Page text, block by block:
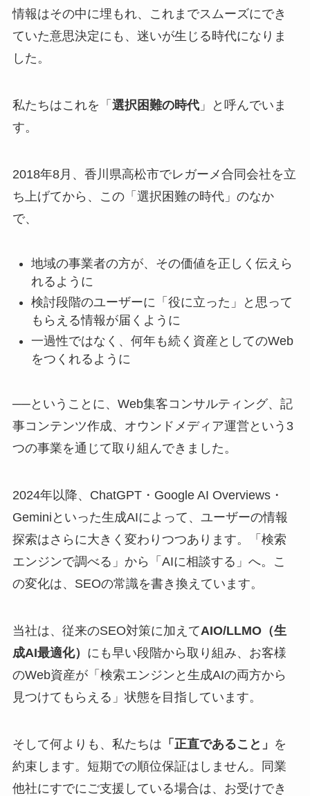
情報はその中に埋もれ、これまでスムーズにでき
ていた意思決定にも、迷いが生じる時代になりま
した。
私たちはこれを「 選択困難の時代」と呼んでいま
す。
2018年8月、香川県高松市でレガーメ合同会社を立
ち上げてから、この「選択困難の時代」のなか
で、
地域の事業者の方が、その価値を正しく伝えら
れるように
検討段階のユーザーに「役に立った」と思って
もらえる情報が届くように
一過性ではなく、何年も続く資産としてのWeb
をつくれるように
──ということに、Web集客コンサルティング、記
事コンテンツ作成、オウンドメディア運営という3
つの事業を通じて取り組んできました。
2024年以降、ChatGPT・Google AI Overviews・
Geminiといった生成AIによって、ユーザーの情報
探索はさらに大きく変わりつつあります。「検索
エンジンで調べる」から「AIに相談する」へ。こ
の変化は、SEOの常識を書き換えています。
当社は、従来のSEO対策に加えてAIO/LLMO（生
成AI最適化） にも早い段階から取り組み、お客様
のWeb資産が「検索エンジンと生成AIの両方から
見つけてもらえる」状態を目指しています。
そして何よりも、私たちは 「正直であること」 を
約束します。短期での順位保証はしません。同業
他社にすでにご支援している場合は、お受けでき